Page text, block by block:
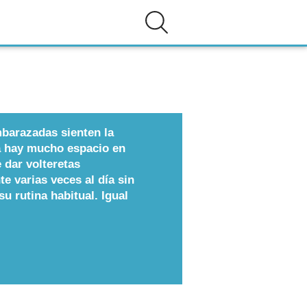
sienten la
mucho espacio en
dar volteretas
varias veces al día sin
rutina habitual. Igual